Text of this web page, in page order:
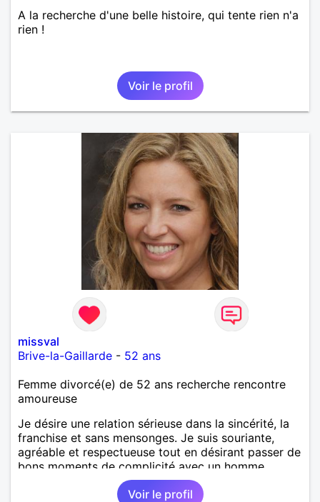
A la recherche d'une belle histoire, qui tente rien n'a
rien !
Voir le profil
missval
Brive-la-Gaillarde - 52 ans
Femme divorcé(e) de 52 ans recherche rencontre
amoureuse
Je désire une relation sérieuse dans la sincérité, la
franchise et sans mensonges. Je suis souriante,
agréable et respectueuse tout en désirant passer de
bons moments de complicité avec un homme
voulant aller dans la même direction que moi.
Voir le profil